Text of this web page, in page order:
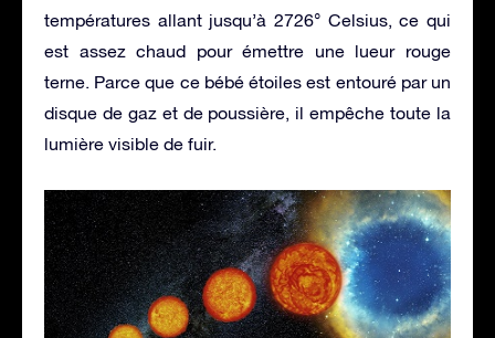
températures allant jusqu’à 2726° Celsius, ce qui
est assez chaud pour émettre une lueur rouge
terne. Parce que ce bébé étoiles est entouré par un
disque de gaz et de poussière, il empêche toute la
lumière visible de fuir.